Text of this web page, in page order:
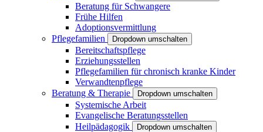
Beratung für Schwangere
Frühe Hilfen
Adoptionsvermittlung
Pflegefamilien
Dropdown umschalten
Bereitschaftspflege
Erziehungsstellen
Pflegefamilien für chronisch kranke Kinder
Verwandtenpflege
Beratung & Therapie
Dropdown umschalten
Systemische Arbeit
Evangelische Beratungsstellen
Heilpädagogik
Dropdown umschalten